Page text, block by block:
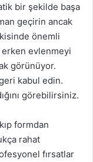
bir şekilde başa
geçirin ancak
önemli
erken evlenmeyi
görünüyor.
kabul edin.
görebilirsiniz.
formdan
rahat
fırsatlar